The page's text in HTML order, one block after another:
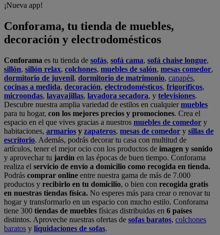
¡Nueva app!
Conforama, tu tienda de muebles,
decoración y electrodomésticos
Conforama es tu tienda de sofás, sofá cama, sofá chaise longue,
sillón, sillón relax, colchones, muebles de salón, mesas comedor,
dormitorio de juvenil, dormitorio de matrimonio, canapés,
cocinas a medida, decoración, electrodomésticos, frigoríficos,
microondas, lavavajillas, lavadora secadora, y televisiones.
Descubre nuestra amplia variedad de estilos en cualquiermuebles
para tu hogar, con los mejores precios y promociones. Crea el
espacio en el que vives gracias a nuestros muebles de comedor y
habitaciones, armarios y zapateros, mesas de comedor y sillas de
escritorio. Además, podrás decorar tu casa con multitud de
artículos, tener el mejor ocio con los productos de imagen y sonido
y aprovechar tu jardín en las épocas de buen tiempo. Conforama
realiza el servicio de envío a domicilio como recogida en tienda.
Podrás comprar online entre nuestra gama de más de 7.000
productos y recibirlo en tu domicilio, o bien con recogida gratis
en nuestras tiendas física. No esperes más para crear o renovar tu
hogar y transformarlo en un espacio con mucho estilo. Conforama
tiene 300 tiendas de muebles físicas distribuidas en 6 países
distintos. Aproveche nuestras ofertas de sofas baratos, colchones
baratos y liquidaciones de sofas.